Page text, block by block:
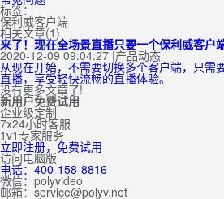
标签：
保利威客户端
相关文章(1)
来了！现在全场景直播只要一个保利威客户端
2020-12-09 09:04:27 |产品动态
从现在开始，不需要切换多个客户端，只需
直播，享受轻快流畅的直播体验。
没有更多文章了!
新用户免费试用
企业级定制
7x24小时客服
1v1专家服务
立即注册，免费试用
访问电脑版
电话：400-158-8816
微信：polyvideo
邮箱：service@polyv.net